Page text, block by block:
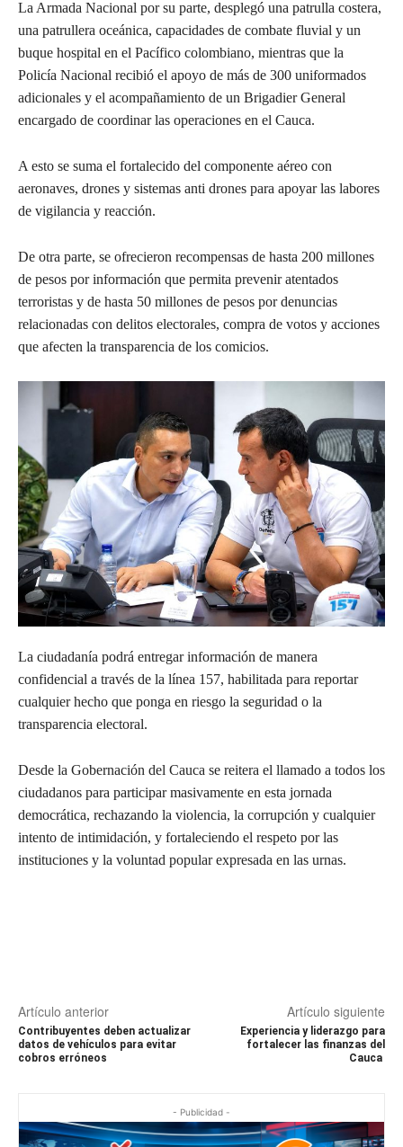
La Armada Nacional por su parte, desplegó una patrulla costera,
una patrullera oceánica, capacidades de combate fluvial y un
buque hospital en el Pacífico colombiano, mientras que la
Policía Nacional recibió el apoyo de más de 300 uniformados
adicionales y el acompañamiento de un Brigadier General
encargado de coordinar las operaciones en el Cauca.
A esto se suma el fortalecido del componente aéreo con
aeronaves, drones y sistemas anti drones para apoyar las labores
de vigilancia y reacción.
De otra parte, se ofrecieron recompensas de hasta 200 millones
de pesos por información que permita prevenir atentados
terroristas y de hasta 50 millones de pesos por denuncias
relacionadas con delitos electorales, compra de votos y acciones
que afecten la transparencia de los comicios.
La ciudadanía podrá entregar información de manera
confidencial a través de la línea 157, habilitada para reportar
cualquier hecho que ponga en riesgo la seguridad o la
transparencia electoral.
Desde la Gobernación del Cauca se reitera el llamado a todos los
ciudadanos para participar masivamente en esta jornada
democrática, rechazando la violencia, la corrupción y cualquier
intento de intimidación, y fortaleciendo el respeto por las
instituciones y la voluntad popular expresada en las urnas.
Artículo anterior
Contribuyentes deben actualizar
datos de vehículos para evitar
cobros erróneos
Artículo siguiente
Experiencia y liderazgo para
fortalecer las finanzas del
Cauca
- Publicidad -